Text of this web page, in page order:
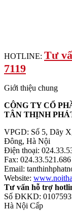
HOTLINE: Tư
7119
Giới thiệu chung
CÔNG TY CỔ
TÂN THỊNH
VPGD: Số 5, Dãy
Đông, Hà Nội
Điện thoại:
Fax: 024.33.521.686
Email:
Website:
Tư vấn hỗ trợ
Số ĐKKD:
Hà Nội Cấp